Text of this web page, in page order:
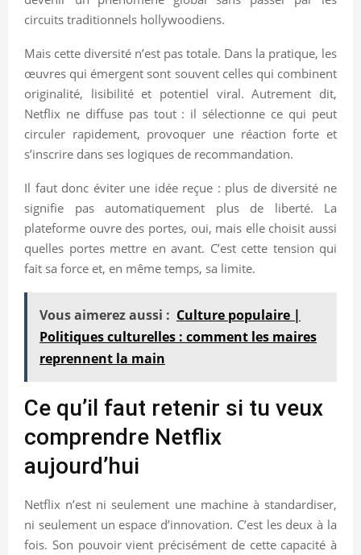
circuits traditionnels hollywoodiens.
Mais cette diversité n’est pas totale. Dans la pratique, les
œuvres qui émergent sont souvent celles qui combinent
originalité, lisibilité et potentiel viral. Autrement dit,
Netflix ne diffuse pas tout : il sélectionne ce qui peut
circuler rapidement, provoquer une réaction forte et
s’inscrire dans ses logiques de recommandation.
Il faut donc éviter une idée reçue : plus de diversité ne
signifie pas automatiquement plus de liberté. La
plateforme ouvre des portes, oui, mais elle choisit aussi
quelles portes mettre en avant. C’est cette tension qui
fait sa force et, en même temps, sa limite.
Vous aimerez aussi : Culture populaire |
Politiques culturelles : comment les maires
reprennent la main
Ce qu’il faut retenir si tu veux
comprendre Netflix
aujourd’hui
Netflix n’est ni seulement une machine à standardiser,
ni seulement un espace d’innovation. C’est les deux à la
fois. Son pouvoir vient précisément de cette capacité à